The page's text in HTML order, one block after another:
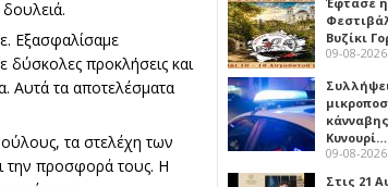
Εξασφαλίσαμε
δύσκολες προκλήσεις και
Αυτά τα αποτελέσματα
τα στελέχη των
την προσφορά τους. Η
Βυζίκι
09-08-2026
Κυνουρί…
09-08-2026
Στις 21